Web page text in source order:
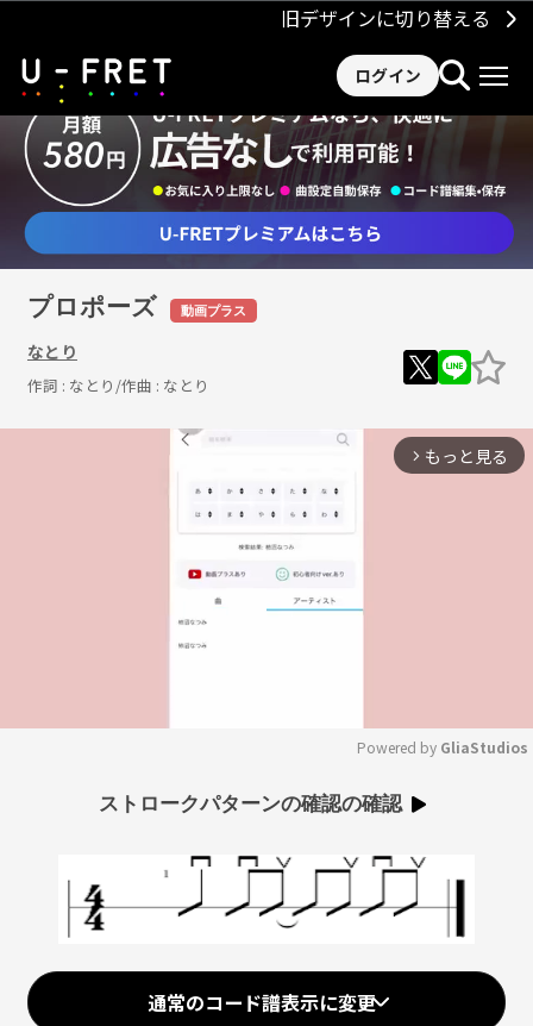
旧デザインに切り替える
ログイン
プロポーズ 動画プラス
なとり
作詞 : なとり /作曲 : なとり
arrow_forward_ios もっと見る
Powered by GliaStudios
ストロークパターンの確認の確認
通常のコード譜表示に変更